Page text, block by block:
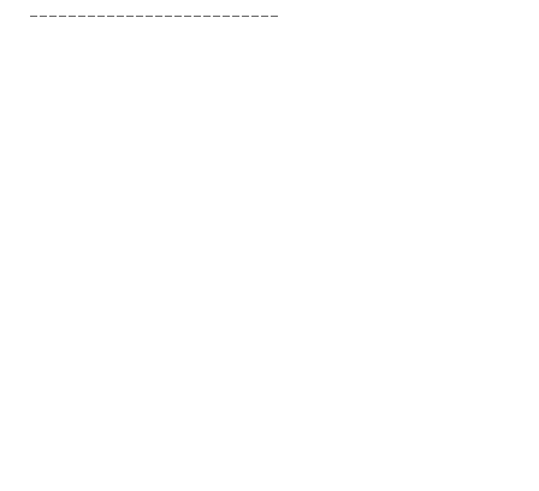
--------------------------